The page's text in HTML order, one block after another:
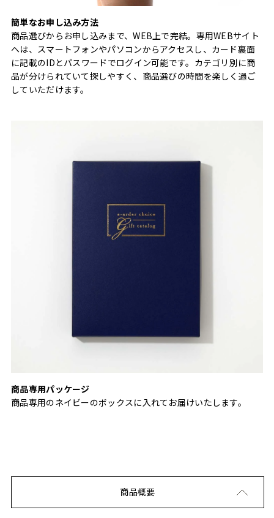
簡単なお申し込み方法
商品選びからお申し込みまで、WEB上で完結。専用WEBサイト
へは、スマートフォンやパソコンからアクセスし、カード裏面
に記載のIDとパスワードでログイン可能です。カテゴリ別に商
品が分けられていて探しやすく、商品選びの時間を楽しく過ご
していただけます。
商品専用パッケージ
商品専用のネイビーのボックスに入れてお届けいたします。
商品概要